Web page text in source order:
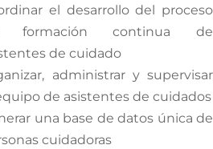
el desarrollo del proceso
formación continua de
de cuidado
administrar y supervisar
de asistentes de cuidados
una base de datos única de
cuidadoras